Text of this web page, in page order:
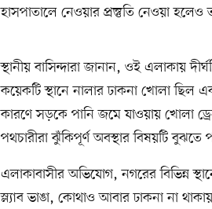
হাসপাতালে নেওয়ার প্রস্তুতি নেওয়া
স্থানীয় বাসিন্দারা জানান, ওই এলাকায়
কয়েকটি স্থানে নালার ঢাকনা খোলা ছিল
কারণে সড়কে পানি জমে যাওয়ায় খোলা
পথচারীরা ঝুঁকিপূর্ণ অবস্থার বিষয়টি বুঝতে
এলাকাবাসীর অভিযোগ, নগরের বিভিন্ন
স্ল্যাব ভাঙা, কোথাও আবার ঢাকনা না